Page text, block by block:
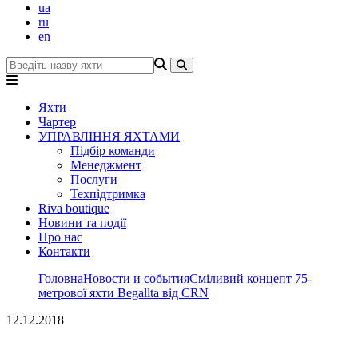
ua
ru
en
Яхти
Чартер
УПРАВЛІННЯ ЯХТАМИ
Підбір команди
Менеджмент
Послуги
Техпідтримка
Riva boutique
Новини та події
Про нас
Контакти
ГоловнаНовости и событияСміливий концепт 75-
метрової яхти Begallta від CRN
12.12.2018